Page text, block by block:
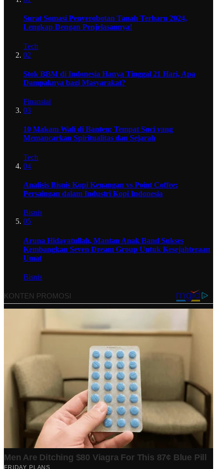
Surat Somasi Penyerobotan Tanah Terbaru 2024,
Lengkap Dengan Penjelasannya!
Tech
02
Stok BBM di Indonesia Hanya Tinggal 21 Hari, Apa
Dampaknya bagi Masyarakat?
Finansial
03
10 Makam Wali di Banten: Tempat Suci yang
Memancarkan Spiritualitas dan Sejarah
Tech
04
Analisis Bisnis Kopi Kenangan vs Point Coffee:
Persaingan dalam Industri Kopi Indonesia
Bisnis
05
Aruna Hidayatullah, Mantan Anak Band Sukses
Kembangkan Seven Dream Group Untuk Kesejahteraan
Umat
Bisnis